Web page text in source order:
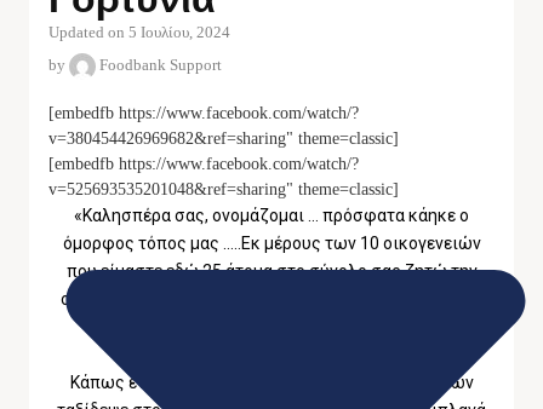
Updated on 5 Ιουλίου, 2024
by
Foodbank Support
[embedfb https://www.facebook.com/watch/?
v=380454426969682&ref=sharing" theme=classic]
[embedfb https://www.facebook.com/watch/?
v=525693535201048&ref=sharing" theme=classic]
«Καλησπέρα σας, ονομάζομαι … πρόσφατα κάηκε ο
όμορφος τόπος μας …..Εκ μέρους των 10 οικογενειών
που είμαστε εδώ 25 άτομα στο σύνολο σας ζητώ την
οποιαδήποτε προσφορά η βοήθεια…..Ευχαριστούμε εκ
Κάπως έτσι, το φορτηγάκι της Τράπεζας Τροφίμων